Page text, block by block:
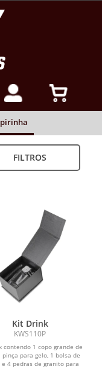
FILTROS
Kit Drink
KWS110P
contendo 1 copo grande de
pinça para gelo, 1 bolsa de
e 4 pedras de granito para